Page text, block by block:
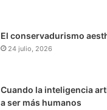
El conservadurismo
24 julio, 2026
Cuando la inteligencia
a ser más humanos